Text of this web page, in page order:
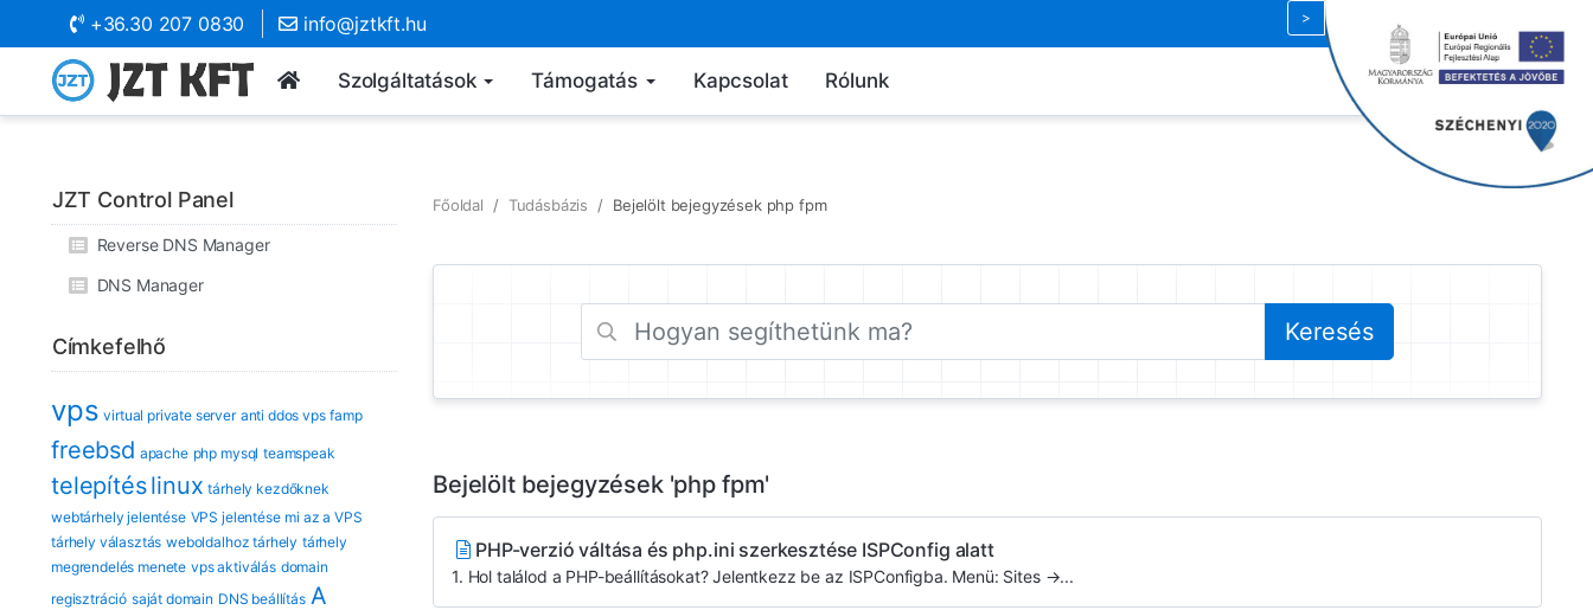
+36.30 207 0830 info@jztkft.hu Magyar
Szolgáltatások Támogatás Kapcsolat Rólunk
JZT Control Panel
Reverse DNS Manager
DNS Manager
Címkefelhő
vps virtual private server anti ddos vps famp
freebsd apache php mysql teamspeak
telepítéslinux tárhely kezdőknek
webtárhely jelentése VPS jelentése mi az a VPS
tárhely választás weboldalhoz tárhely tárhely
megrendelés menete vps aktiválás domain
regisztráció saját domain DNS beállítás A
Főoldal Tudásbázis Bejelölt bejegyzések php fpm
Bejelölt bejegyzések 'php fpm'
PHP-verzió váltása és php.ini szerkesztése ISPConfig alatt
1. Hol találod a PHP-beállításokat? Jelentkezz be az ISPConfigba. Menü: Sites →...